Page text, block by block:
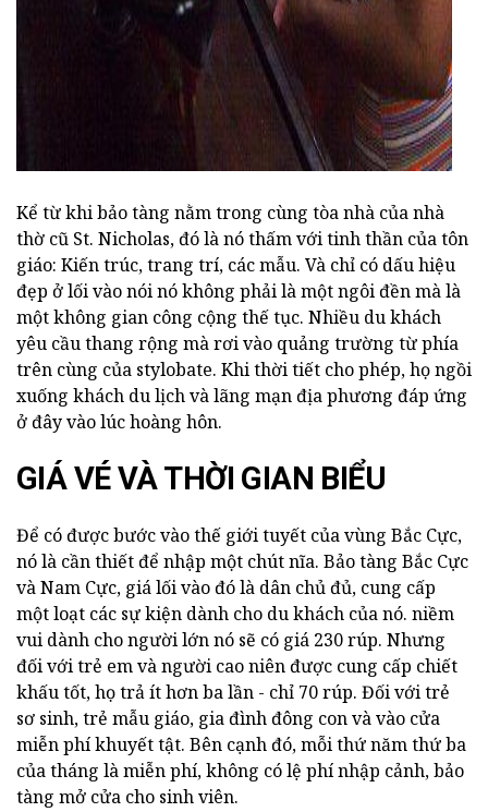
Kể từ khi bảo tàng nằm trong cùng tòa nhà của nhà
thờ cũ St. Nicholas, đó là nó thấm với tinh thần của tôn
giáo: Kiến trúc, trang trí, các mẫu. Và chỉ có dấu hiệu
đẹp ở lối vào nói nó không phải là một ngôi đền mà là
một không gian công cộng thế tục. Nhiều du khách
yêu cầu thang rộng mà rơi vào quảng trường từ phía
trên cùng của stylobate. Khi thời tiết cho phép, họ ngồi
xuống khách du lịch và lãng mạn địa phương đáp ứng
ở đây vào lúc hoàng hôn.
GIÁ VÉ VÀ THỜI GIAN BIỂU
Để có được bước vào thế giới tuyết của vùng Bắc Cực,
nó là cần thiết để nhập một chút nĩa. Bảo tàng Bắc Cực
và Nam Cực, giá lối vào đó là dân chủ đủ, cung cấp
một loạt các sự kiện dành cho du khách của nó. niềm
vui dành cho người lớn nó sẽ có giá 230 rúp. Nhưng
đối với trẻ em và người cao niên được cung cấp chiết
khấu tốt, họ trả ít hơn ba lần - chỉ 70 rúp. Đối với trẻ
sơ sinh, trẻ mẫu giáo, gia đình đông con và vào cửa
miễn phí khuyết tật. Bên cạnh đó, mỗi thứ năm thứ ba
của tháng là miễn phí, không có lệ phí nhập cảnh, bảo
tàng mở cửa cho sinh viên.